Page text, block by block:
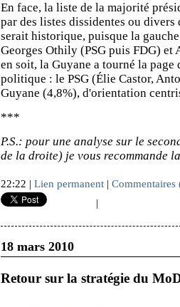
En face, la liste de la majorité
par des listes dissidentes ou
serait historique, puisque la
Georges Othily (PSG puis FDG)
en soit, la Guyane a tourné la
politique : le PSG (Élie Castor,
Guyane (4,8%), d'orientation
***
P.S.: pour une analyse sur le
de la droite) je vous recommande
22:22 | Lien permanent | Commentaires
|
18 mars 2010
Retour sur la stratégie du